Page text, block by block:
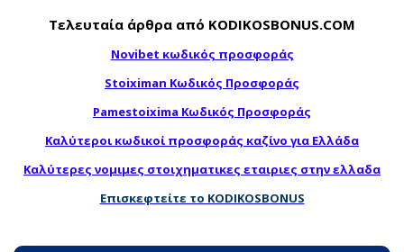
Τελευταία άρθρα από KODIKOSBONUS.COM
Novibet κωδικός προσφοράς
Stoiximan Κωδικός Προσφοράς
Pamestoixima Κωδικός Προσφοράς
Καλύτεροι κωδικοί προσφοράς καζίνο για Ελλάδα
Καλύτερες νομιμες στοιχηματικες εταιριες στην ελλαδα
Επισκεφτείτε το KODIKOSBONUS